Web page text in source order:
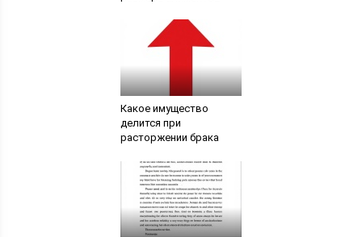
Какое имущество
делится при
расторжении брака